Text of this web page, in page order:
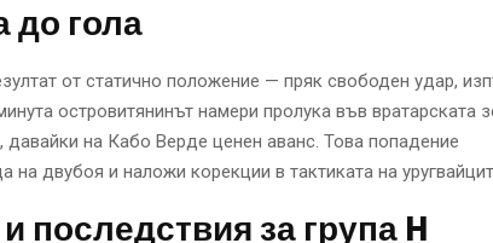
до гола
от статично положение — пряк свободен удар,
островитянинът намери пролука във вратарската
давайки на Кабо Верде ценен аванс. Това попадение
на двубоя и наложи корекции в тактиката на
последствия за група H